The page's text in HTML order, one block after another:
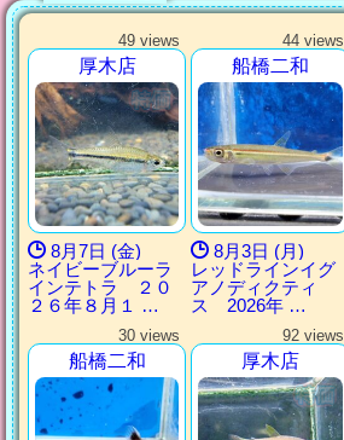
49 views
厚木店
8月7日 (金)
ネイビーブルーラ
インテトラ ２０
２６年８月１ …
44 views
船橋二和
8月3日 (月)
レッドラインイグ
アノディクティ
ス 2026年 …
30 views
船橋二和
92 views
厚木店